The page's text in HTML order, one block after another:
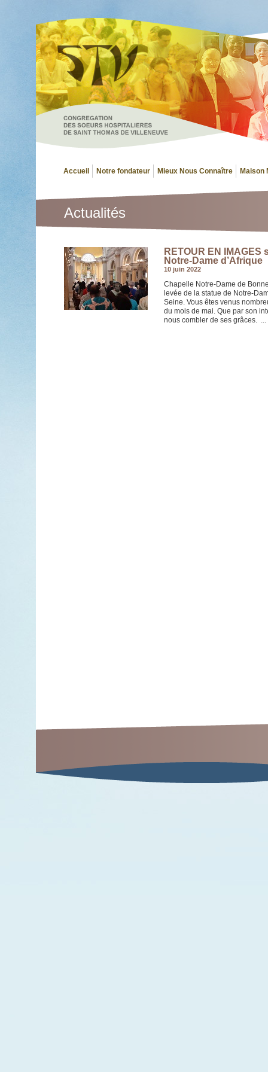
Accueil Notre fondateur Mieux Nous Connaître Maison
Actualités
RETOUR EN IMAGES
Notre-Dame d’Afrique
10 juin 2022
Chapelle Notre-Dame de
levée de la statue de Notre-
Seine. Vous êtes venus
du mois de mai. Que par son
nous combler de ses grâces. ...